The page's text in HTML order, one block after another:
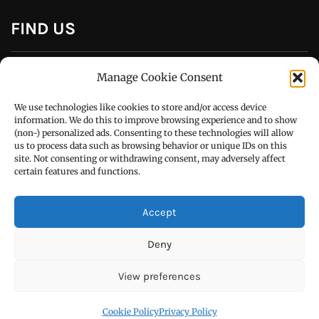
Manage Cookie Consent
We use technologies like cookies to store and/or access device
information. We do this to improve browsing experience and to show
(non-) personalized ads. Consenting to these technologies will allow
us to process data such as browsing behavior or unique IDs on this
site. Not consenting or withdrawing consent, may adversely affect
certain features and functions.
Accept
Deny
View preferences
Cookie PolicyPrivacy Policy
CONTACT US
Call : +91-94172-62777
Email : udaydarpannews@gmail.com